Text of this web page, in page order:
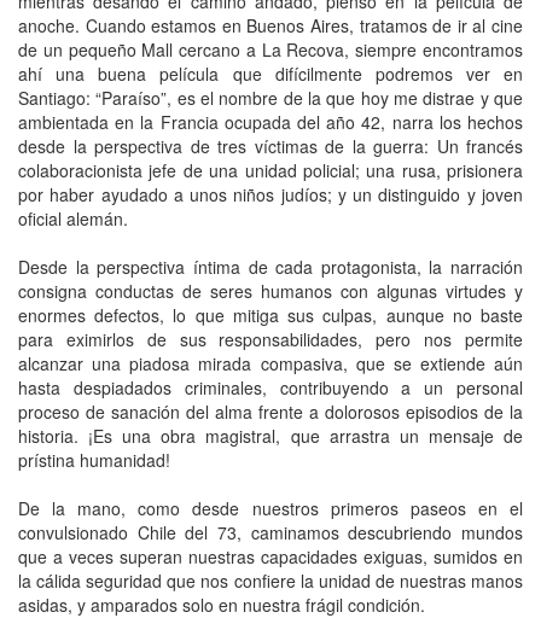
anoche. Cuando estamos en Buenos Aires, tratamos de ir al cine
de un pequeño Mall cercano a La Recova, siempre encontramos
ahí una buena película que difícilmente podremos ver en
Santiago: “Paraíso”, es el nombre de la que hoy me distrae y que
ambientada en la Francia ocupada del año 42, narra los hechos
desde la perspectiva de tres víctimas de la guerra: Un francés
colaboracionista jefe de una unidad policial; una rusa, prisionera
por haber ayudado a unos niños judíos; y un distinguido y joven
oficial alemán.
Desde la perspectiva íntima de cada protagonista, la narración
consigna conductas de seres humanos con algunas virtudes y
enormes defectos, lo que mitiga sus culpas, aunque no baste
para eximirlos de sus responsabilidades, pero nos permite
alcanzar una piadosa mirada compasiva, que se extiende aún
hasta despiadados criminales, contribuyendo a un personal
proceso de sanación del alma frente a dolorosos episodios de la
historia. ¡Es una obra magistral, que arrastra un mensaje de
prístina humanidad!
De la mano, como desde nuestros primeros paseos en el
convulsionado Chile del 73, caminamos descubriendo mundos
que a veces superan nuestras capacidades exiguas, sumidos en
la cálida seguridad que nos confiere la unidad de nuestras manos
asidas, y amparados solo en nuestra frágil condición.